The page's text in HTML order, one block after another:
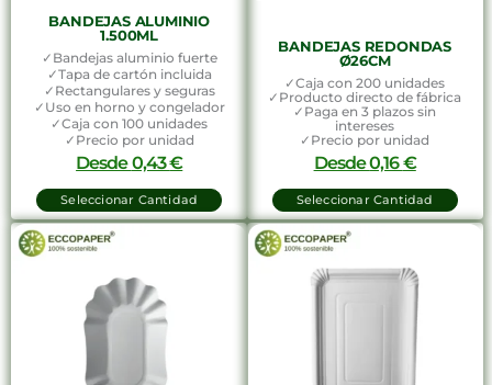
BANDEJAS ALUMINIO
1.500ML
✓Bandejas aluminio fuerte
✓Tapa de cartón incluida
✓Rectangulares y seguras
✓Uso en horno y congelador
✓Caja con 100 unidades
✓Precio por unidad
Desde0,43€
Seleccionar Cantidad
BANDEJAS REDONDAS
Ø26CM
✓Caja con 200 unidades
✓Producto directo de fábrica
✓Paga en 3 plazos sin
intereses
✓Precio por unidad
Desde0,16€
Seleccionar Cantidad